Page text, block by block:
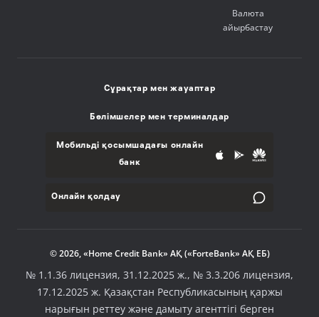
Валюта
айырбастау
Сұрақтар мен жауаптар
Бөлімшелер мен терминалдар
Мобильді қосымшадағы онлайн
банк
Онлайн қолдау
© 2026, «Home Credit Bank» АҚ («ForteBank» АҚ ЕБ)
№ 1.1.36 лицензия, 31.12.2025 ж., № 3.3.206 лицензия,
17.12.2025 ж. Қазақстан Республикасының қаржы
нарығын реттеу және дамыту агенттігі берген